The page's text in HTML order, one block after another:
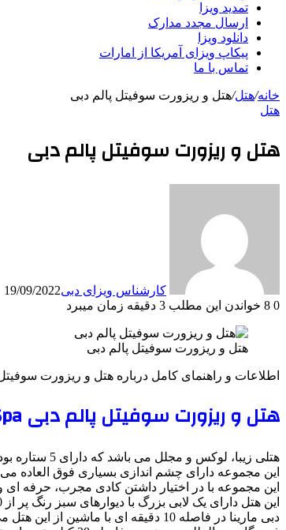
تمدید ویزا
ارسال مجدد مدارک
دانلود ویزا
پیکاپ ویزای آمریکا از امارات
تماس با ما
خانه/هتل/هتل و ریزورت سوفیتل پالم دبی
هتل
هتل و ریزورت سوفیتل پالم دبی
کارشناس ویزای دبی19/09/2022
0
خواندن این مطلب 3 دقیقه زمان میبرد
هتل و ریزورت سوفیتل پالم دبی
اطلاعات و راهنمای کامل درباره هتل و ریزورت
هتل و ریزورت سوفیتل پالم دبی Sofitel Dubai The Palm Resort & Spa
هتلی زیبا، لوکس و مجلل می باشد که دارای 5 ستاره بوده و در شهر دبی کشور امارات متحده عربی ساخته شده است.
این مجموعه دارای چشم اندازی بسیاری فوق العاده
این مجموعه با در اختیار داشتن کادی مجرب، حرفه ای
این هتل دارای یک لابی بزرگ با دیوارهای سبز رنگ پر از 120 نوع گیاه است که ورودی باشکوه را برای همه تداعی می کند.
دبی مارینا در فاصله 10 دقیقه ای با ماشین از این هتل می باشد و همچنین با 25 دقیقه رانندگی از این هتل می توانید به برج خلیفه و مرکز خرید دبی دسترسی داشته باشید.